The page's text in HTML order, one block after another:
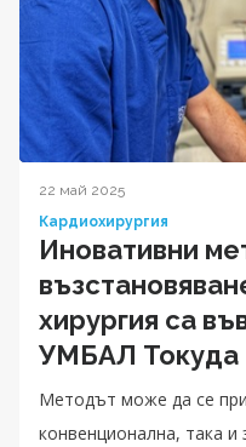
22 май 2025
Кардиохирургия
Иновативни
хирургия са
УМБАЛ Токуда
Методът може да се
конвенционална, така